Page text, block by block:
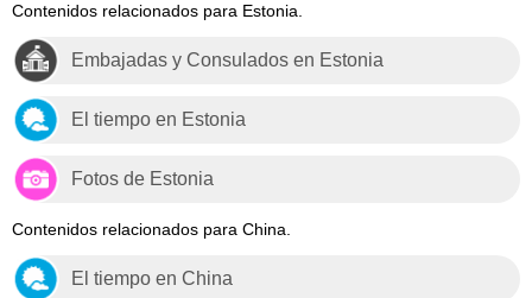
Contenidos relacionados para Estonia.
Embajadas y Consulados en Estonia
El tiempo en Estonia
Fotos de Estonia
Contenidos relacionados para China.
El tiempo en China